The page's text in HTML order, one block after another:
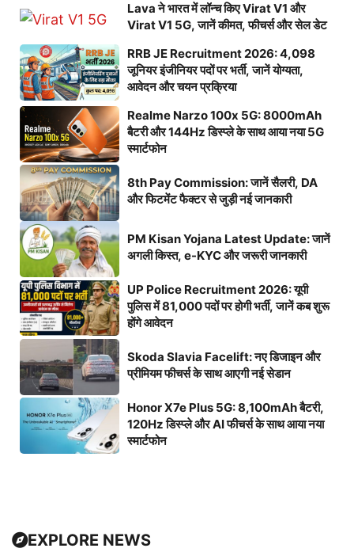
Lava ने भारत में लॉन्च किए Virat V1 और
Virat V1 5G, जानें कीमत, फीचर्स और सेल डेट
RRB JE Recruitment 2026: 4,098
जूनियर इंजीनियर पदों पर भर्ती, जानें योग्यता,
आवेदन और चयन प्रक्रिया
Realme Narzo 100x 5G: 8000mAh
बैटरी और 144Hz डिस्प्ले के साथ आया नया 5G
स्मार्टफोन
8th Pay Commission: जानें सैलरी, DA
और फिटमेंट फैक्टर से जुड़ी नई जानकारी
PM Kisan Yojana Latest Update: जानें
अगली किस्त, e-KYC और जरूरी जानकारी
UP Police Recruitment 2026: यूपी
पुलिस में 81,000 पदों पर होगी भर्ती, जानें कब शुरू
होंगे आवेदन
Skoda Slavia Facelift: नए डिजाइन और
प्रीमियम फीचर्स के साथ आएगी नई सेडान
Honor X7e Plus 5G: 8,100mAh बैटरी,
120Hz डिस्प्ले और AI फीचर्स के साथ आया नया
स्मार्टफोन
EXPLORE NEWS